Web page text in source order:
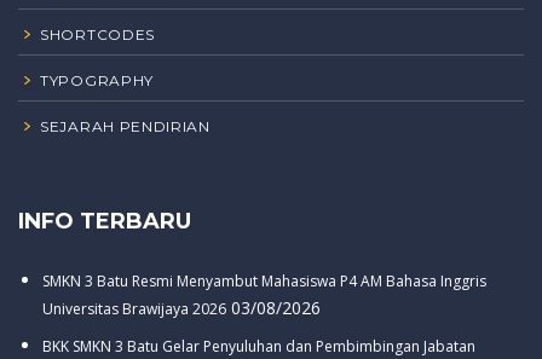
SHORTCODES
TYPOGRAPHY
SEJARAH PENDIRIAN
INFO TERBARU
SMKN 3 Batu Resmi Menyambut Mahasiswa P4 AM Bahasa Inggris
Universitas Brawijaya 2026 03/08/2026
BKK SMKN 3 Batu Gelar Penyuluhan dan Pembimbingan Jabatan